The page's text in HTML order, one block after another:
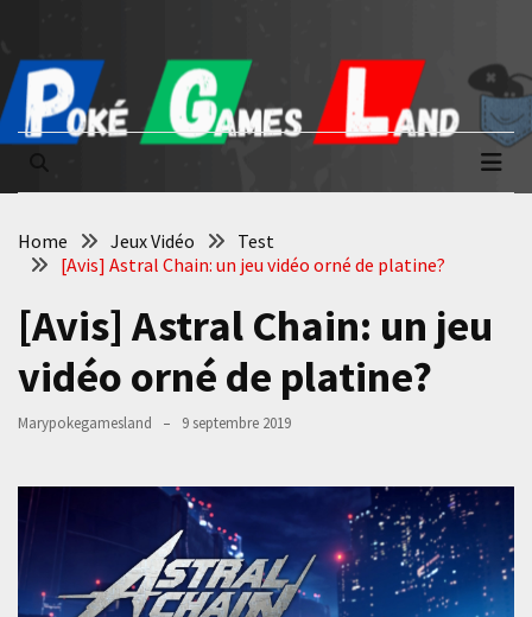
content
content
Poké Games
La passion du jeu vidéo
Home Jeux Vidéo
Test
[Avis] Astral Chain: un jeu vidéo orné de platine?
[Avis] Astral Chain: un jeu
vidéo orné de platine?
Marypokegamesland 9 septembre 2019